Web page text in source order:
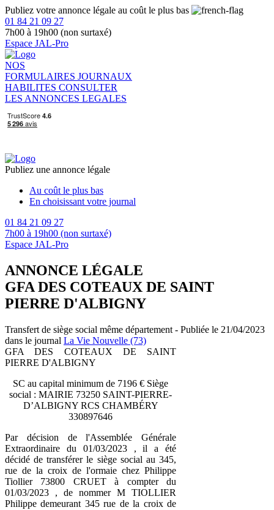
Publiez votre annonce légale au coût le plus bas
01 84 21 09 27
7h00 à 19h00 (non surtaxé)
Espace JAL-Pro
NOS
FORMULAIRES JOURNAUX
HABILITES CONSULTER
LES ANNONCES LEGALES
Publiez une annonce légale
Au coût le plus bas
En choisissant votre journal
01 84 21 09 27
7h00 à 19h00 (non surtaxé)
Espace JAL-Pro
ANNONCE LÉGALE
GFA DES COTEAUX DE SAINT
PIERRE D'ALBIGNY
Transfert de siège social même département - Publiée le 21/04/2023
dans le journal La Vie Nouvelle (73)
GFA DES COTEAUX DE SAINT
PIERRE D'ALBIGNY
SC au capital minimum de 7196 € Siège
social : MAIRIE 73250 SAINT-PIERRE-
D’ALBIGNY RCS CHAMBÉRY
330897646
Par décision de l'Assemblée Générale
Extraordinaire du 01/03/2023 , il a été
décidé de transférer le siège social au 345,
rue de la croix de l'ormaie chez Philippe
Tiollier 73800 CRUET à compter du
01/03/2023 , de nommer M TIOLLIER
Philippe demeurant 345 rue de la croix de